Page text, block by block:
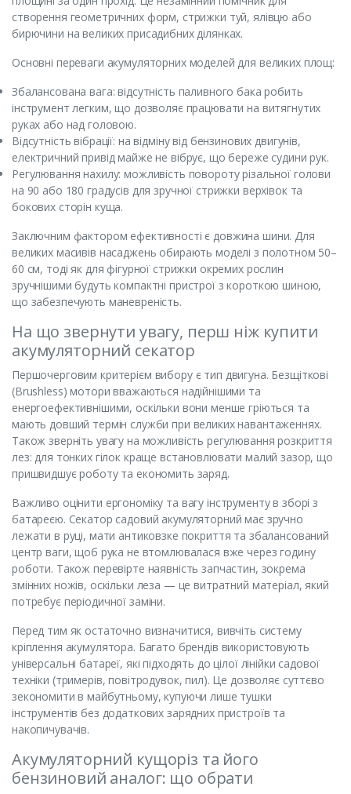
створення геометричних форм, стрижки туй, ялівцю або
бирючини на великих присадибних ділянках.
Основні переваги акумуляторних моделей для великих площ:
Збалансована вага: відсутність паливного бака робить
інструмент легким, що дозволяє працювати на витягнутих
руках або над головою.
Відсутність вібрації: на відміну від бензинових двигунів,
електричний привід майже не вібрує, що береже судини рук.
Регулювання нахилу: можливість повороту різальної голови
на 90 або 180 градусів для зручної стрижки верхівок та
бокових сторін куща.
Заключним фактором ефективності є довжина шини. Для
великих масивів насаджень обирають моделі з полотном 50–
60 см, тоді як для фігурної стрижки окремих рослин
зручнішими будуть компактні пристрої з короткою шиною,
що забезпечують маневреність.
На що звернути увагу, перш ніж купити
акумуляторний секатор
Першочерговим критерієм вибору є тип двигуна. Безщіткові
(Brushless) мотори вважаються надійнішими та
енергоефективнішими, оскільки вони менше гріються та
мають довший термін служби при великих навантаженнях.
Також зверніть увагу на можливість регулювання розкриття
лез: для тонких гілок краще встановлювати малий зазор, що
пришвидшує роботу та економить заряд.
Важливо оцінити ергономіку та вагу інструменту в зборі з
батареєю. Секатор садовий акумуляторний має зручно
лежати в руці, мати антиковзке покриття та збалансований
центр ваги, щоб рука не втомлювалася вже через годину
роботи. Також перевірте наявність запчастин, зокрема
змінних ножів, оскільки леза — це витратний матеріал, який
потребує періодичної заміни.
Перед тим як остаточно визначитися, вивчіть систему
кріплення акумулятора. Багато брендів використовують
універсальні батареї, які підходять до цілої лінійки садової
техніки (тримерів, повітродувок, пил). Це дозволяє суттєво
зекономити в майбутньому, купуючи лише тушки
інструментів без додаткових зарядних пристроїв та
накопичувачів.
Акумуляторний кущоріз та його
бензиновий аналог: що обрати